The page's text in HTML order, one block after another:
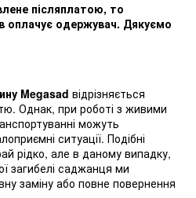
післяплатою, то
оплачує одержувач. Дякуємо
Megasad відрізняється
Однак, при роботі з живими
можуть
ситуації. Подібні
рідко, але в даному випадку,
загибелі саджанця ми
заміну або повне повернення